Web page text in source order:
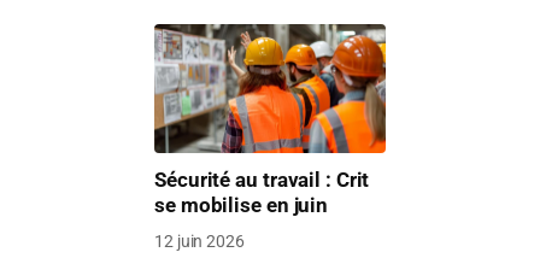
Sécurité au travail : Crit
se mobilise en juin
12 juin 2026